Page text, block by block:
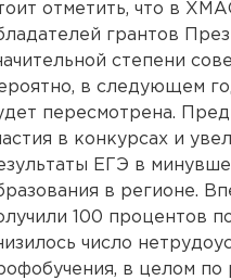
отметить, что в
грантов
степени
в следующем
пересмотрена.
в конкурсах и
ЕГЭ в
в регионе.
100 процентов
число
в целом по